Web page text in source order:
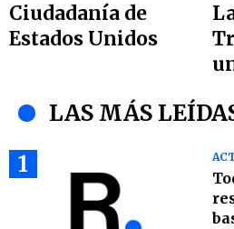
Ciudadanía de
Estados Unidos
LAS MÁS
1